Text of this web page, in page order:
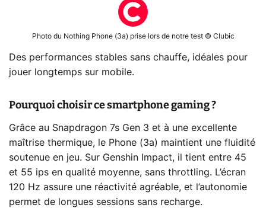
Photo du Nothing Phone (3a) prise lors de notre test © Clubic
Des performances stables sans chauffe, idéales pour
jouer longtemps sur mobile.
Pourquoi choisir ce smartphone gaming ?
Grâce au Snapdragon 7s Gen 3 et à une excellente
maîtrise thermique, le Phone (3a) maintient une fluidité
soutenue en jeu. Sur Genshin Impact, il tient entre 45
et 55 ips en qualité moyenne, sans throttling. L’écran
120 Hz assure une réactivité agréable, et l’autonomie
permet de longues sessions sans recharge.